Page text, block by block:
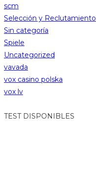
scm
Selección y Reclutamiento
Sin categoría
Spiele
Uncategorized
vavada
vox casino polska
vox lv
TEST DISPONIBLES